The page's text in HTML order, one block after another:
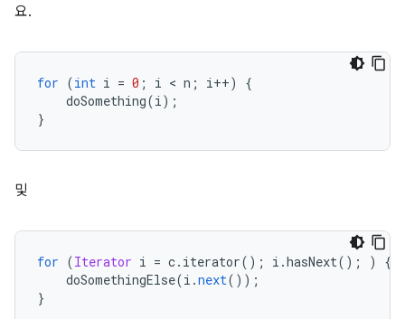
요.
for (int i = 0 ; i < n ; i++)
{
doSomething(i);
}
및
for (Iterator i = c. iterator(); i .hasNext(); )
{
doSomethingElse(i .next());
}